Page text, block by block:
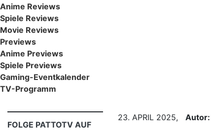
Anime Reviews
Spiele Reviews
Movie Reviews
Previews
Anime Previews
Spiele Previews
Gaming-Eventkalender
TV-Programm
23. APRIL 2025, Autor:
FOLGE PATTOTV AUF